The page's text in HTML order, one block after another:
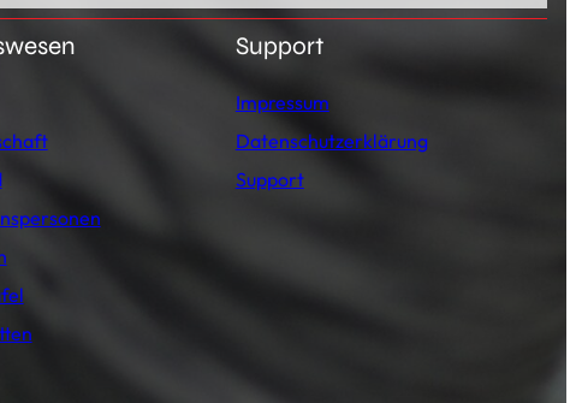
Support
Impressum
Datenschutzerklärung
Support